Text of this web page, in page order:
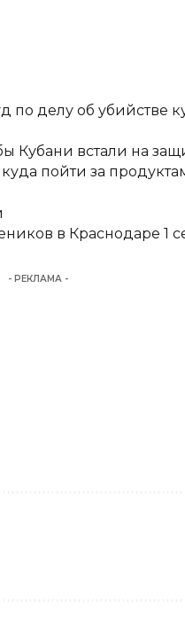
по делу об убийстве
Кубани встали на
пойти за
в Краснодаре 1
- РЕКЛАМА -